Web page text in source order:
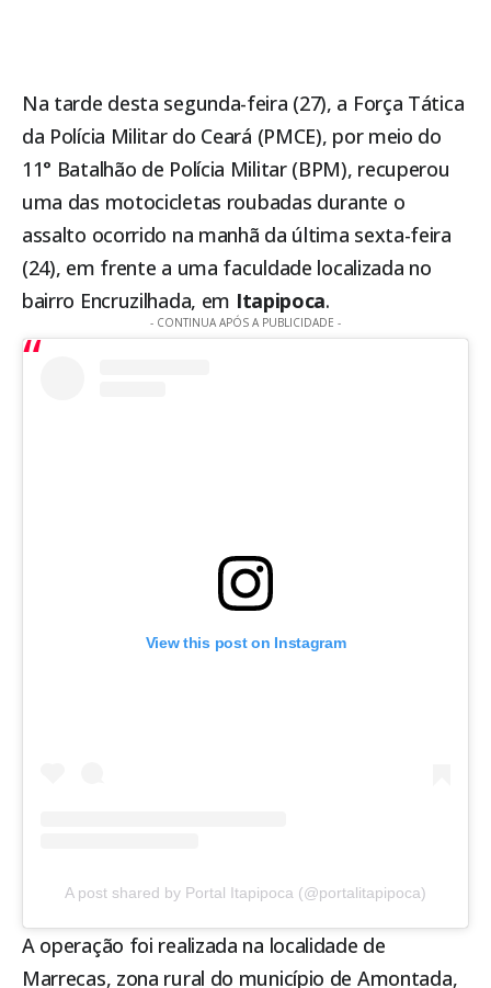
Na tarde desta segunda-feira (27), a Força Tática
da Polícia Militar do Ceará (PMCE), por meio do
11° Batalhão de Polícia Militar (BPM), recuperou
uma das motocicletas roubadas durante o
assalto ocorrido na manhã da última sexta-feira
(24), em frente a uma faculdade localizada no
bairro Encruzilhada, em Itapipoca.
- CONTINUA APÓS A PUBLICIDADE -
View this post on Instagram
A post shared by Portal Itapipoca (@portalitapipoca)
A operação foi realizada na localidade de
Marrecas, zona rural do município de Amontada,